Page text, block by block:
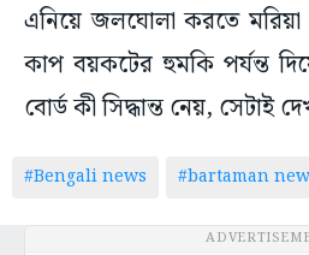
এনিয়ে জলঘোলা করতে মরিয়া
কাপ বয়কটের হুমকি পর্যন্ত
বোর্ড কী সিদ্ধান্ত নেয়, সেটাই
#Bengali news #bartaman